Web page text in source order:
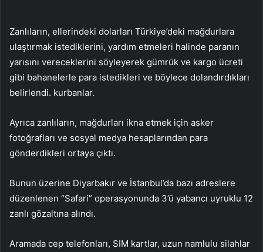
Zanlıların, ellerindeki dolarları Türkiye’deki mağdurlara
ulaştırmak istediklerini, yardım etmeleri halinde paranın
yarısını vereceklerini söyleyerek gümrük ve kargo ücreti
gibi bahanelerle para istedikleri ve böylece dolandırdıkları
belirlendi. kurbanlar.
Ayrıca zanlıların, mağdurları ikna etmek için asker
fotoğrafları ve sosyal medya hesaplarından para
gönderdikleri ortaya çıktı.
Bunun üzerine Diyarbakır ve İstanbul’da bazı adreslere
düzenlenen “Safari” operasyonunda 3’ü yabancı uyruklu 12
zanlı gözaltına alındı.
Aramada cep telefonları, SIM kartlar, uzun namlulu silahlar